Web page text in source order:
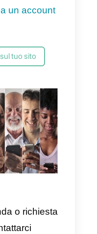
di
canali all’interno
2 canali di
è a
come per le
Questo
che possiedono
comunicazione,